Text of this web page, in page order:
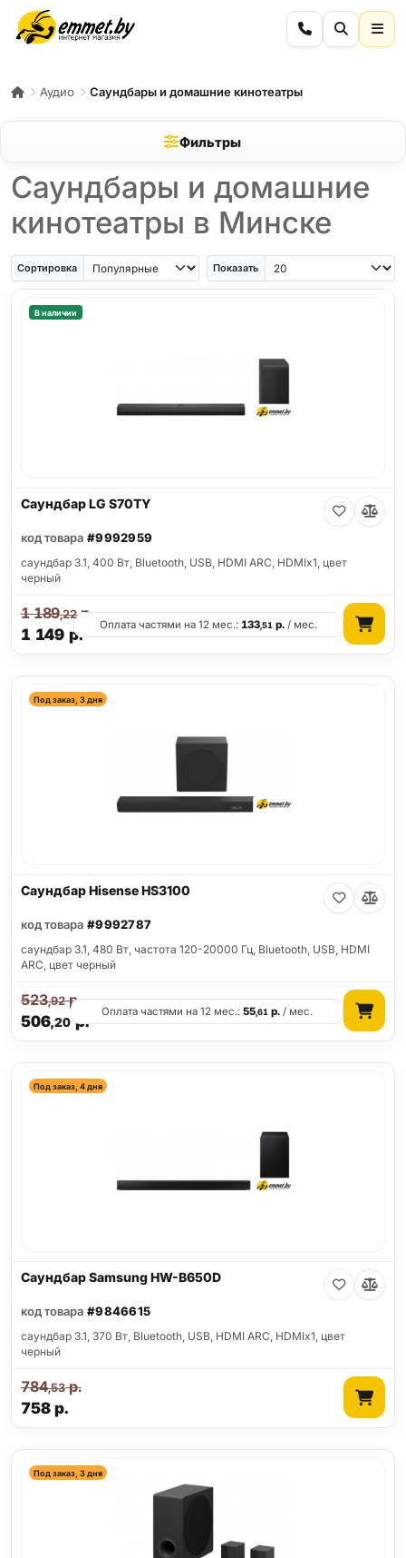
Аудио Саундбары и домашние кинотеатры
Фильтры
Саундбары и домашние
кинотеатры в Минске
Сортировка Показать
В наличии
Саундбар LG S70TY
код товара #9992959
саундбар 3.1, 400 Вт, Bluetooth, USB, HDMI ARC, HDMIx1, цвет
черный
1 149 р.
1 189,22р.
Оплата частями на 12 мес.:133,51 р. / мес.
Под заказ, 3 дня
Саундбар Hisense HS3100
код товара #9992787
саундбар 3.1, 480 Вт, частота 120-20000 Гц, Bluetooth, USB, HDMI
ARC, цвет черный
506,20р.
523,92р.
Оплата частями на 12 мес.:55,61 р. / мес.
Под заказ, 4 дня
Саундбар Samsung HW-B650D
код товара #9846615
саундбар 3.1, 370 Вт, Bluetooth, USB, HDMI ARC, HDMIx1, цвет
черный
758р.
784,53р.
Под заказ, 3 дня